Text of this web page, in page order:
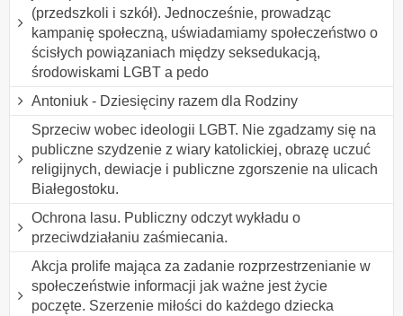
(przedszkoli i szkół). Jednocześnie, prowadząc
kampanię społeczną, uświadamiamy społeczeństwo o
ścisłych powiązaniach między seksedukacją,
środowiskami LGBT a pedo
Antoniuk - Dziesięciny razem dla Rodziny
Sprzeciw wobec ideologii LGBT. Nie zgadzamy się na
publiczne szydzenie z wiary katolickiej, obrazę uczuć
religijnych, dewiacje i publiczne zgorszenie na ulicach
Białegostoku.
Ochrona lasu. Publiczny odczyt wykładu o
przeciwdziałaniu zaśmiecania.
Akcja prolife mająca za zadanie rozprzestrzenianie w
społeczeństwie informacji jak ważne jest życie
poczęte. Szerzenie miłości do każdego dziecka